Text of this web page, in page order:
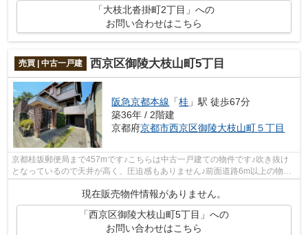
「大枝北沓掛町2丁目」への
お問い合わせはこちら
売買 | 中古一戸建 西京区御陵大枝山町5丁目
阪急京都本線 「桂 」駅 徒歩67分
築36年 / 2階建
京都府京都市西京区御陵大枝山町５丁目
京都桂坂郵便局まで457mです♪こちらは中古一戸建ての物件です♪吹き抜け
となっているので天井が高く、圧迫感もありません♪前面道路6m以上の物件
現在販売物件情報がありません。
「西京区御陵大枝山町5丁目」への
お問い合わせはこちら